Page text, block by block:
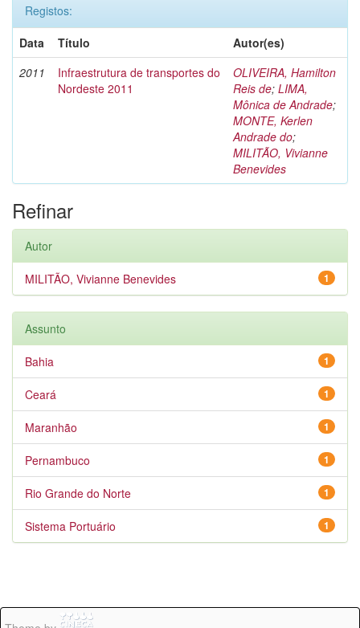
Registos:
Data
Título
Autor(es)
2011
Infraestrutura de transportes do
Nordeste 2011
OLIVEIRA, Hamilton
Reis de; LIMA,
Mônica de Andrade;
MONTE, Kerlen
Andrade do;
MILITÃO, Vivianne
Benevides
Refinar
Autor
1
MILITÃO, Vivianne Benevides
Assunto
1
Bahia
1
Ceará
1
Maranhão
1
Pernambuco
1
Rio Grande do Norte
1
Sistema Portuário